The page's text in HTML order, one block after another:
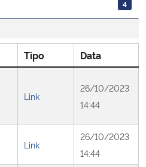
4
Tipo
Data
Link
26/10/2023
14:44
Link
26/10/2023
14:44